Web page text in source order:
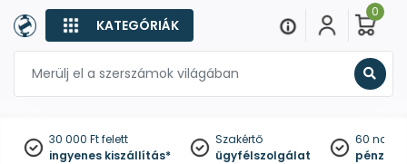
KATEGÓRIÁK
0
30 000 Ft felett
ingyenes kiszállítás*
Szakértő
ügyfélszolgálat
60